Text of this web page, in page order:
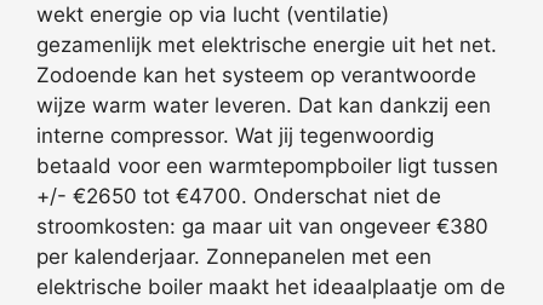
wekt energie op via lucht (ventilatie)
gezamenlijk met elektrische energie uit het net.
Zodoende kan het systeem op verantwoorde
wijze warm water leveren. Dat kan dankzij een
interne compressor. Wat jij tegenwoordig
betaald voor een warmtepompboiler ligt tussen
+/- €2650 tot €4700. Onderschat niet de
stroomkosten: ga maar uit van ongeveer €380
per kalenderjaar. Zonnepanelen met een
elektrische boiler maakt het ideaalplaatje om de